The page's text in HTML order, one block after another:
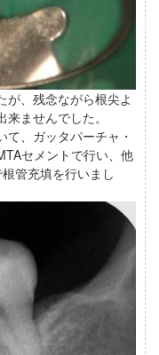
が、残念ながら根尖よ
ませんでした。
、ガッタパーチャ・
セメントで行い、他
管充填を行いまし